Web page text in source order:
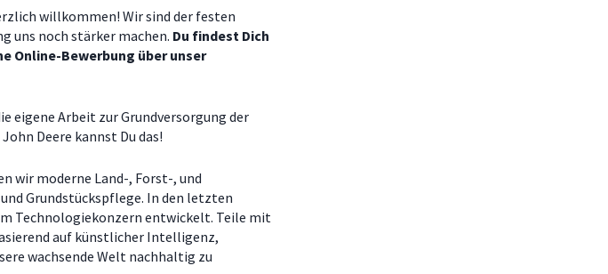
willkommen! Wir sind der festen
uns noch stärker machen. Du findest Dich
Online-Bewerbung über unser
eigene Arbeit zur Grundversorgung der
Deere kannst Du das!
wir moderne Land-, Forst-, und
Grundstückspflege. In den letzten
Technologiekonzern entwickelt. Teile mit
auf künstlicher Intelligenz,
wachsende Welt nachhaltig zu